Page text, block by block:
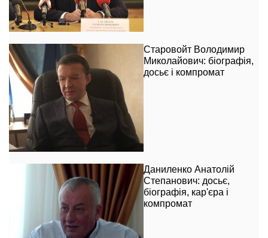
Старовойт Володимир
Миколайович: біографія,
досьє і компромат
Даниленко Анатолій
Степанович: досьє,
біографія, кар'єра і
компромат